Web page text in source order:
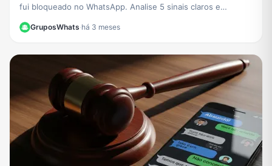
fui bloqueado no WhatsApp. Analise 5 sinais claros e
descubra o método definitivo para confirmar.
GruposWhats·há 3 meses